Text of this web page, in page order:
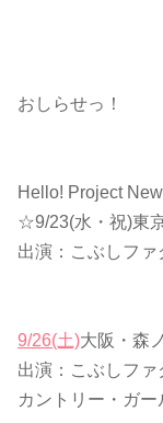
おしらせっ！
Hello! Project
☆9/23(水・祝)東
出演：こぶしフ
9/26(土)大阪・森
出演：こぶしファ
カントリー・ガー